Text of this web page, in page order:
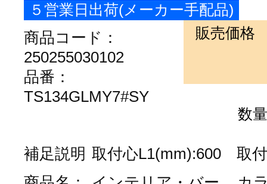
５営業日出荷(メーカー手配品)
商品コード：
250255030102
品番：
TS134GLMY7#SY
販売価格
数量
補足説明 取付心L1(mm):600 取